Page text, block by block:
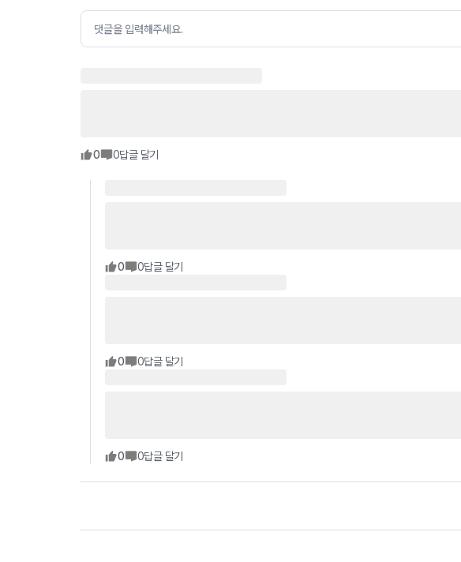
댓글을 입력해주세요.
0 0답글 달기
0 0답글 달기
0 0답글 달기
0 0답글 달기